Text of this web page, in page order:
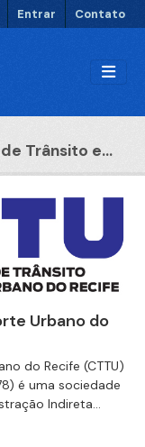
Entrar Contato
Trânsito e...
Urbano do
do Recife (CTTU)
é uma sociedade
Indireta...